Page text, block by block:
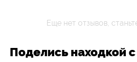
Еще нет отзывов,
Поделись находкой